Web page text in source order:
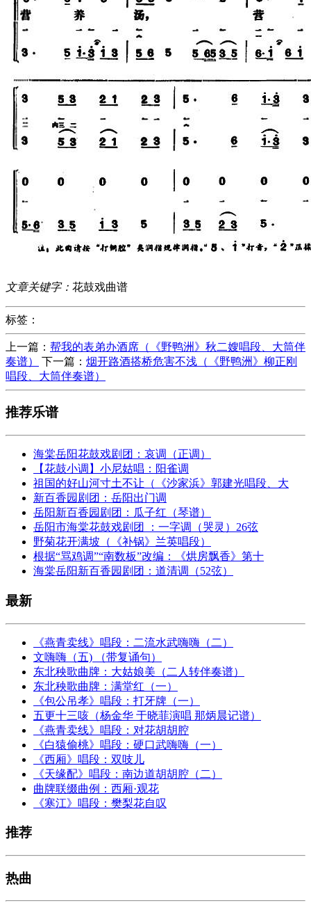
文章关键字： 花鼓戏曲谱
标签：
上一篇： 帮我的表弟办酒席（《野鸭洲》秋二嫂唱段、大筒伴
奏谱）
下一篇： 烟开路酒搭桥危害不浅（《野鸭洲》柳正刚
唱段、大筒伴奏谱）
推荐乐谱
海棠岳阳花鼓戏剧团：哀调（正调）
【花鼓小调】小尼姑唱：阳雀调
祖国的好山河寸土不让（《沙家浜》郭建光唱段、大
新百香园剧团：岳阳出门调
岳阳新百香园剧团：瓜子红（琴谱）
岳阳市海棠花鼓戏剧团 ：一字调（哭灵）26弦
野菊花开满坡（《补锅》兰英唱段）
根据“骂鸡调”“南数板”改编：《烘房飘香》第十
海棠岳阳新百香园剧团：道清调（52弦）
最新
《燕青卖线》唱段：二流水武嗨嗨（二）
文嗨嗨（五) （带复诵句）
东北秧歌曲牌：大姑娘美（二人转伴奏谱）
东北秧歌曲牌：满堂红（一）
《包公吊孝》唱段：打牙牌（一）
五更十三咳（杨金华 于晓菲演唱 那炳晨记谱）
《燕青卖线》唱段：对花胡胡腔
《白猿偷桃》唱段：硬口武嗨嗨（一）
《西厢》唱段：双吱儿
《天缘配》唱段：南边道胡胡腔（二）
曲牌联缀曲例：西厢·观花
《寒江》唱段：樊梨花自叹
推荐
热曲